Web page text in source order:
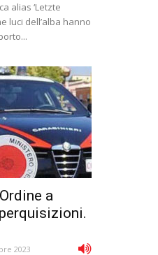
alias ‘Letzte
luci dell’alba hanno
a
2023